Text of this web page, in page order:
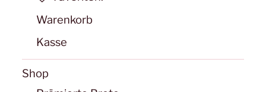
Warenkorb
Kasse
Shop